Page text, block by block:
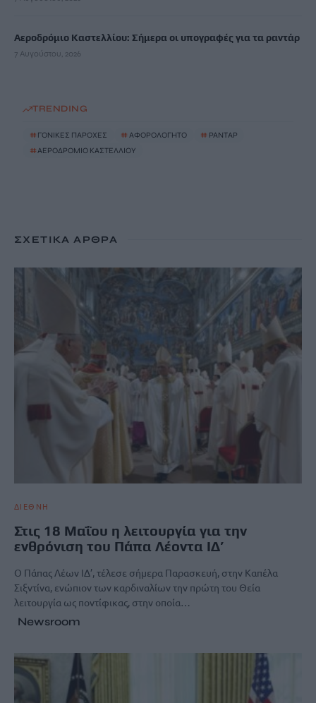
Αεροδρόμιο Καστελλίου: Σήμερα οι υπογραφές για τα ραντάρ
7 Αυγούστου, 2026
TRENDING
# ΓΟΝΙΚΕΣ ΠΑΡΟΧΕΣ # ΑΦΟΡΟΛΟΓΗΤΟ # ΡΑΝΤΑΡ
# ΑΕΡΟΔΡΟΜΙΟ ΚΑΣΤΕΛΛΙΟΥ
ΣΧΕΤΙΚΆ ΆΡΘΡΑ
ΔΙΕΘΝΗ
Στις 18 Μαΐου η λειτουργία για την
ενθρόνιση του Πάπα Λέοντα ΙΔ’
Ο Πάπας Λέων ΙΔ’, τέλεσε σήμερα Παρασκευή, στην Καπέλα
Σιξντίνα, ενώπιον των καρδιναλίων την πρώτη του Θεία
λειτουργία ως ποντίφικας, στην οποία…
Newsroom